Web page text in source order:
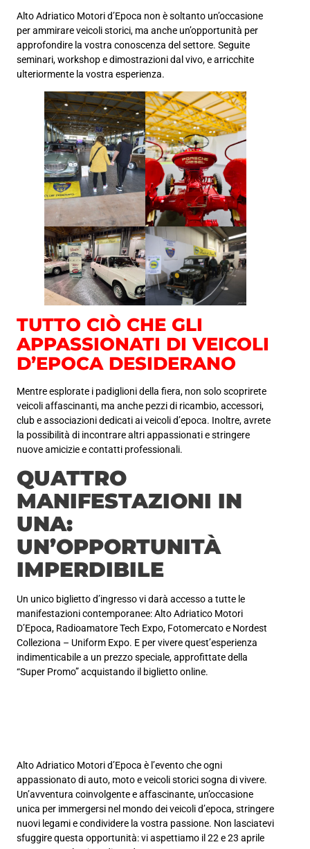
Alto Adriatico Motori d’Epoca non è soltanto un’occasione
per ammirare veicoli storici, ma anche un’opportunità per
approfondire la vostra conoscenza del settore. Seguite
seminari, workshop e dimostrazioni dal vivo, e arricchite
ulteriormente la vostra esperienza.
TUTTO CIÒ CHE GLI
APPASSIONATI DI VEICOLI
D’EPOCA DESIDERANO
Mentre esplorate i padiglioni della fiera, non solo scoprirete
veicoli affascinanti, ma anche pezzi di ricambio, accessori,
club e associazioni dedicati ai veicoli d’epoca. Inoltre, avrete
la possibilità di incontrare altri appassionati e stringere
nuove amicizie e contatti professionali.
QUATTRO
MANIFESTAZIONI IN
UNA:
UN’OPPORTUNITÀ
IMPERDIBILE
Un unico biglietto d’ingresso vi darà accesso a tutte le
manifestazioni contemporanee: Alto Adriatico Motori
D’Epoca, Radioamatore Tech Expo, Fotomercato e Nordest
Colleziona – Uniform Expo. E per vivere quest’esperienza
indimenticabile a un prezzo speciale, approfittate della
“Super Promo” acquistando il biglietto online.
Alto Adriatico Motori d’Epoca è l’evento che ogni
appassionato di auto, moto e veicoli storici sogna di vivere.
Un’avventura coinvolgente e affascinante, un’occasione
unica per immergersi nel mondo dei veicoli d’epoca, stringere
nuovi legami e condividere la vostra passione. Non lasciatevi
sfuggire questa opportunità: vi aspettiamo il 22 e 23 aprile